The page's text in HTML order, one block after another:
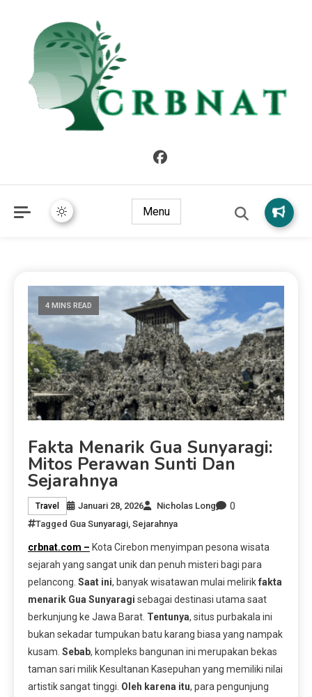
Menu
4 MINS READ
Fakta Menarik Gua Sunyaragi:
Mitos Perawan Sunti Dan
Sejarahnya
Travel Januari 28, 2026 Nicholas Long 0
Tagged Gua Sunyaragi Sejarahnya
crbnat.com – Kota Cirebon menyimpan pesona wisata
sejarah yang sangat unik dan penuh misteri bagi para
pelancong. Saat ini, banyak wisatawan mulai melirikfakta
menarik Gua Sunyaragi sebagai destinasi utama saat
berkunjung ke Jawa Barat. Tentunya, situs purbakala ini
bukan sekadar tumpukan batu karang biasa yang nampak
kusam. Sebab, kompleks bangunan ini merupakan bekas
taman sari milik Kesultanan Kasepuhan yang memiliki nilai
artistik sangat tinggi. Oleh karena itu, para pengunjung